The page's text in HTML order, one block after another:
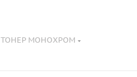
ТОНЕР МОНОХРОМ